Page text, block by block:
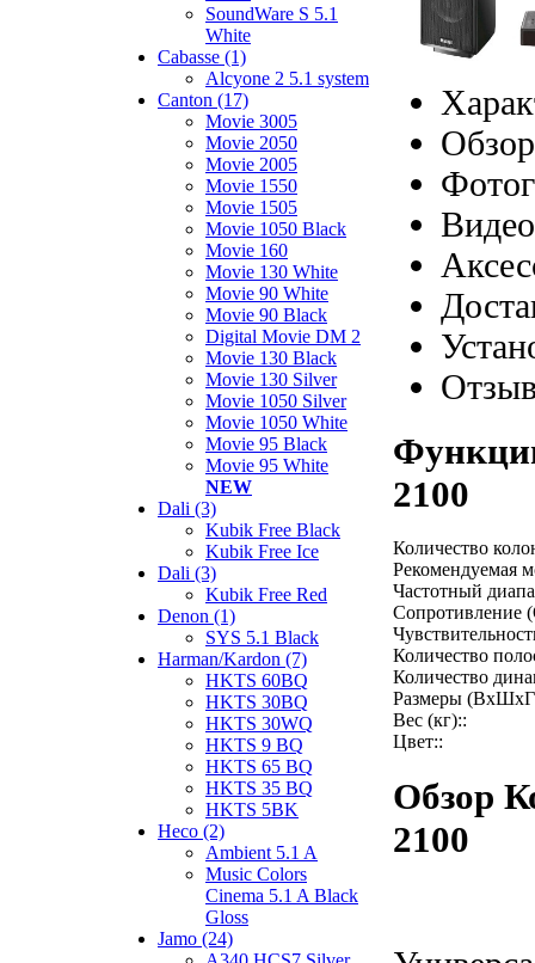
SoundWare S 5.1
White
Cabasse (1)
Alcyone 2 5.1 system
Canton (17)
Movie 3005
Movie 2050
Movie 2005
Movie 1550
Movie 1505
Movie 1050 Black
Movie 160
Movie 130 White
Movie 90 White
Movie 90 Black
Digital Movie DM 2
Movie 130 Black
Movie 130 Silver
Movie 1050 Silver
Movie 1050 White
Movie 95 Black
Movie 95 White
NEW
Dali (3)
Kubik Free Black
Kubik Free Ice
Dali (3)
Kubik Free Red
Denon (1)
SYS 5.1 Black
Harman/Kardon (7)
HKTS 60BQ
HKTS 30BQ
HKTS 30WQ
HKTS 9 BQ
HKTS 65 BQ
HKTS 35 BQ
HKTS 5BK
Heco (2)
Ambient 5.1 A
Music Colors
Cinema 5.1 A Black
Gloss
Jamo (24)
Обзор
Видео
2100
Количество
Рекомендуемая
Частотный
Сопротивление
Количество
Количество
Размеры
Вес (кг)::
Цвет::
Обзор
2100